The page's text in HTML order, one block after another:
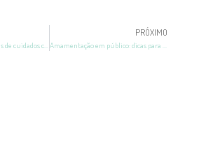
PRÓXIMO